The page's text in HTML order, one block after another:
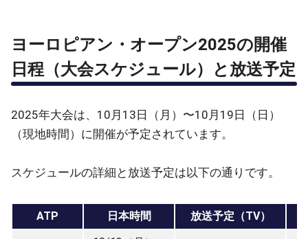
ヨーロピアン・オープン2025の開催
日程（大会スケジュール）と放送予定
2025年大会は、10月13日（月）〜10月19日（日）
（現地時間）に開催が予定されています。
スケジュールの詳細と放送予定は以下の通りです。
ATP 日本時間 放送予定（TV）